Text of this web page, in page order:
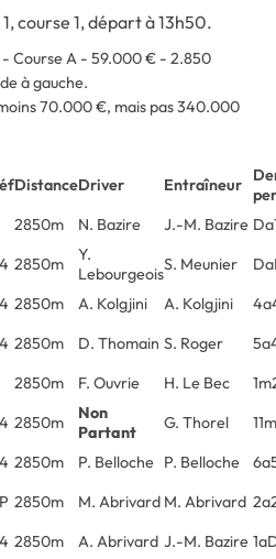
course 1, départ à 13h50.
Course A - 59.000 € - 2.850
à gauche.
70.000 €, mais pas 340.000
DistanceDriver Entraîneur
2850m N. Bazire J.-M. Bazire
2850m
Y.
LebourgeoisS. Meunier
2850m A. Kolgjini A. Kolgjini
2850m D. Thomain S. Roger
2850m F. Ouvrie H. Le Bec
2850m
Non
Partant
G. Thorel
2850m P. Belloche P. Belloche
2850m M. Abrivard M. Abrivard
2850m A. Abrivard J.-M. Bazire